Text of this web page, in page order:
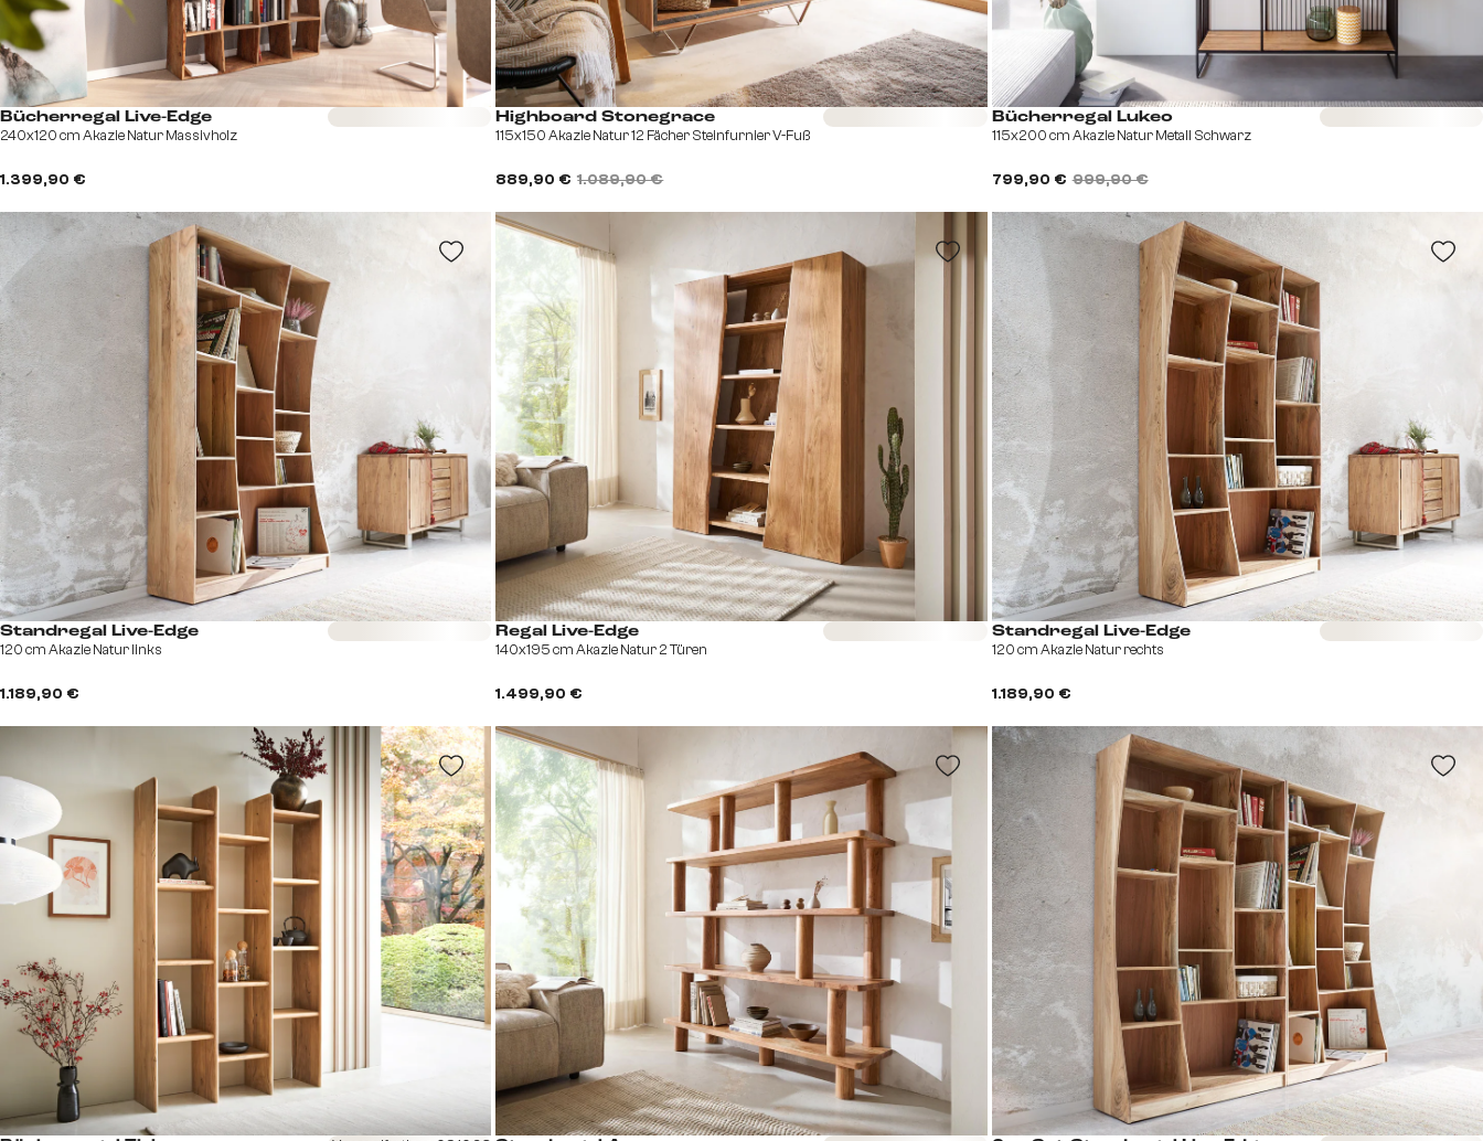
Bücherregal Live-Edge
240x120 cm Akazie Natur Massivholz
1.399,90 €
Highboard Stonegrace
115x150 Akazie Natur 12 Fächer Steinfurnier V-Fuß
889,90 € 1.089,90 €
Bücherregal Lukeo
115x200 cm Akazie Natur Metall Schwarz
799,90 € 999,90 €
Standregal Live-Edge
120 cm Akazie Natur links
1.189,90 €
Regal Live-Edge
140x195 cm Akazie Natur 2 Türen
1.499,90 €
Standregal Live-Edge
120 cm Akazie Natur rechts
1.189,90 €